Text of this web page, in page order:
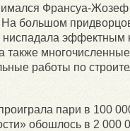
Франсуа-
большом
ниспадала
также
работы по
пари в 100
обошлось в 2 000